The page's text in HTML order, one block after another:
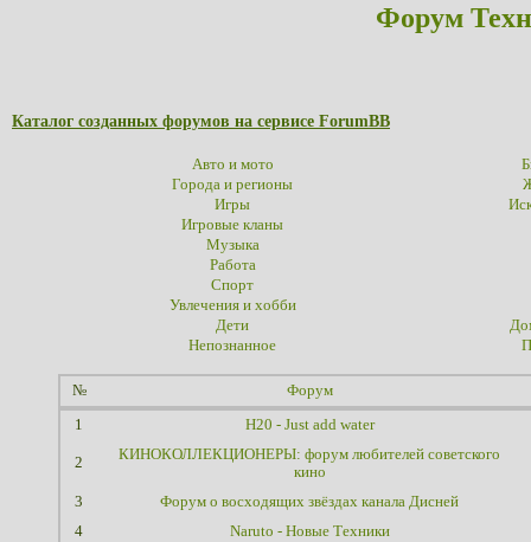
Форум
Каталог созданных форумов на сервисе ForumBB
Авто и мото
Города и регионы
Игры
Игровые кланы
Музыка
Работа
Спорт
Увлечения и хобби
Дети
Непознанное
№ Форум
1 H20 - Just add water
2
КИНОКОЛЛЕКЦИОНЕРЫ: форум любителей советского
кино
3
Форум о восходящих звёздах канала Дисней
4
Naruto - Новые Техники